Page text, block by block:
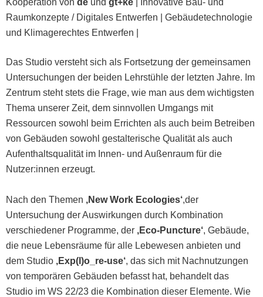
Raumkonzepte / Digitales Entwerfen | Gebäudetechnologie
und Klimagerechtes Entwerfen |
Das Studio versteht sich als Fortsetzung der gemeinsamen
Untersuchungen der beiden Lehrstühle der letzten Jahre. Im
Zentrum steht stets die Frage, wie man aus dem wichtigsten
Thema unserer Zeit, dem sinnvollen Umgangs mit
Ressourcen sowohl beim Errichten als auch beim Betreiben
von Gebäuden sowohl gestalterische Qualität als auch
Aufenthaltsqualität im Innen- und Außenraum für die
Nutzer:innen erzeugt.
Nach den Themen ‚New Work Ecologies‘,der
Untersuchung der Auswirkungen durch Kombination
verschiedener Programme, der ‚Eco-Puncture‘, Gebäude,
die neue Lebensräume für alle Lebewesen anbieten und
dem Studio ‚Exp(l)o_re-use‘, das sich mit Nachnutzungen
von temporären Gebäuden befasst hat, behandelt das
Studio im WS 22/23 die Kombination dieser Elemente. Wie